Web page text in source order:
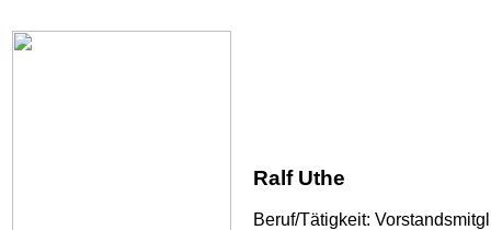
Ralf Uthe
Beruf/Tätigkeit: